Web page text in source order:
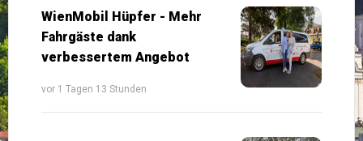
WienMobil Hüpfer - Mehr
Fahrgäste dank
verbessertem Angebot
vor 1 Tagen 13 Stunden